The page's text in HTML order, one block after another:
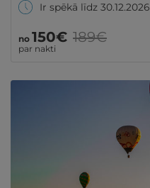
Ir spēkā līdz 30.12.2026
no 150€
par nakti
189€